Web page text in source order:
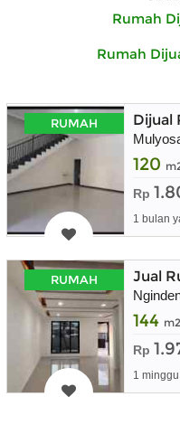
Rumah
Rumah
RUMAH Dijual
120
Rp
1 bulan
RUMAH Jual
144 m2
Rp
1